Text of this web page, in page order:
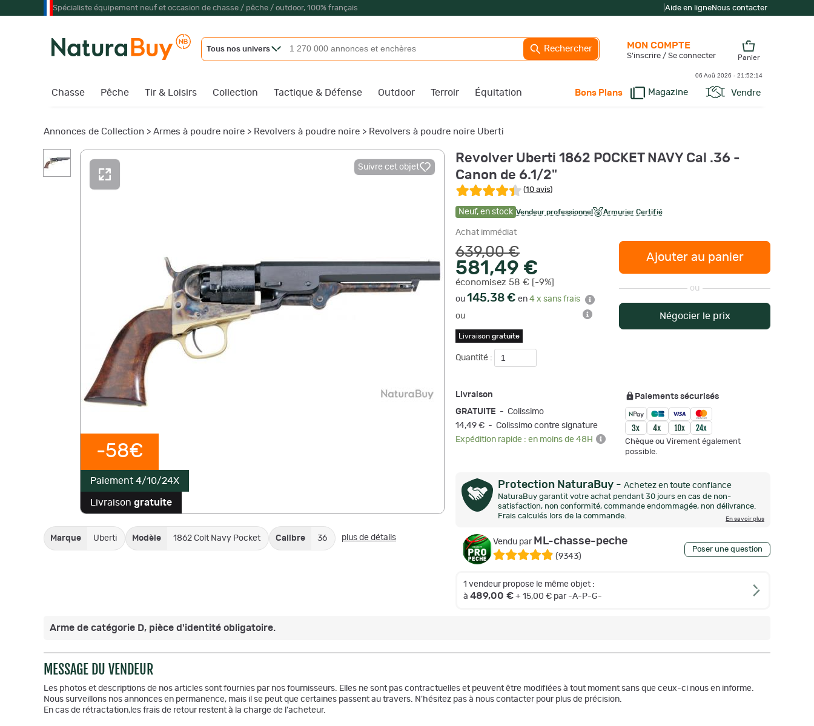
Spécialiste équipement neuf et occasion de chasse / pêche / outdoor, 100% français Aide en ligneNous contacter
Tous nos univers Rechercher
Chasse Pêche Tir & Loisirs Collection Tactique & Défense Outdoor Terroir Équitation Bons Plans Magazine Vendre
MON COMPTE
S'inscrire / Se connecter Panier
06 Aoû 2026 - 21:52:15
Annonces de Collection > Armes à poudre noire > Revolvers à poudre noire > Revolvers à poudre noire Uberti
-58€
Paiement 4/10/24X
Livraison gratuite
Suivre cet objet
Marque Uberti Modèle 1862 Colt Navy Pocket Calibre 36 plus de détails
Revolver Uberti 1862 POCKET NAVY Cal .36 -
Canon de 6.1/2"
(10 avis)
Neuf, en stock Vendeur professionnel Armurier Certifié
Achat immédiat
639,00 €
581,49 €
économisez 58 € [-9%]
ou 145,38 € en 4 x sans frais
ou
Livraison gratuite
Quantité :
Ajouter au panier
ou
Négocier le prix
Livraison
GRATUITE - Colissimo
14,49 € - Colissimo contre signature
Expédition rapide : en moins de 48H
Paiements sécurisés
Chèque ou Virement également
possible.
Protection NaturaBuy - Achetez en toute confiance
NaturaBuy garantit votre achat pendant 30 jours en cas de non-
satisfaction, non conformité, commande endommagée, non délivrance.
Frais calculés lors de la commande.
En savoir plus
Vendu par ML-chasse-peche
(9343)
Poser une question
1 vendeur propose le même objet :
à 489,00 € + 15,00 € par -A-P-G-
Arme de catégorie D, pièce d'identité obligatoire.
MESSAGE DU VENDEUR
Les photos et descriptions de nos articles sont fournies par nos fournisseurs. Elles ne sont pas contractuelles et peuvent être modifiées à tout moment sans que ceux-ci nous en informe.
Nous surveillons nos annonces en permanence, mais il se peut que certaines passent au travers. N'hésitez pas à nous contacter pour plus de précision.
En cas de rétractation,les frais de retour restent à la charge de l'acheteur.